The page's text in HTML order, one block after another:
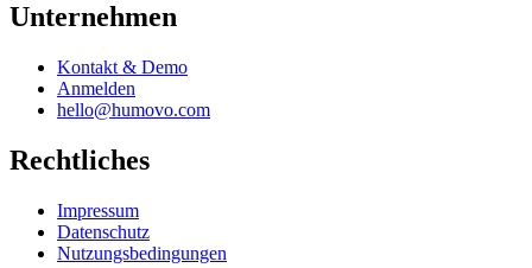
Unternehmen
Kontakt & Demo
Anmelden
hello@humovo.com
Rechtliches
Impressum
Datenschutz
Nutzungsbedingungen